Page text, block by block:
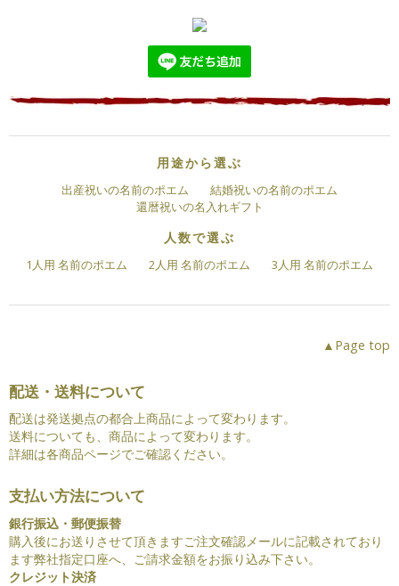
用途から選ぶ
出産祝いの名前のポエム
結婚祝いの名前のポエム
還暦祝いの名入れギフト
人数で選ぶ
1人用 名前のポエム 2人用 名前のポエム 3人用 名前のポエム
▲Page top
配送・送料について
配送は発送拠点の都合上商品によって変わります。
送料についても、商品によって変わります。
詳細は各商品ページでご確認ください。
支払い方法について
銀行振込・郵便振替
購入後にお送りさせて頂きますご注文確認メールに記載されており
ます弊社指定口座へ、ご請求金額をお振り込み下さい。
クレジット決済